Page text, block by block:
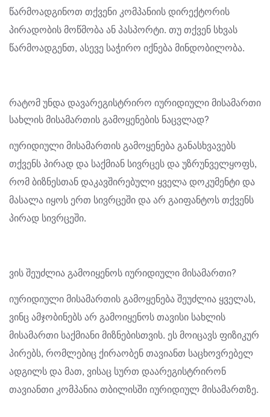
წარმოადგინოთ თქვენი კომპანიის დირექტორის
პირადობის მოწმობა ან პასპორტი. თუ თქვენ სხვას
წარმოადგენთ, ასევე საჭირო იქნება მინდობილობა.
რატომ უნდა დავარეგისტრირო იურიდიული მისამართი
სახლის მისამართის გამოყენების ნაცვლად?
იურიდიული მისამართის გამოყენება განასხვავებს
თქვენს პირად და საქმიან სივრცეს და უზრუნველყოფს,
რომ ბიზნესთან დაკავშირებული ყველა დოკუმენტი და
მასალა იყოს ერთ სივრცეში და არ გაიფანტოს თქვენს
პირად სივრცეში.
ვის შეუძლია გამოიყენოს იურიდიული მისამართი?
იურიდიული მისამართის გამოყენება შეუძლია ყველას,
ვინც ამჯობინებს არ გამოიყენოს თავისი სახლის
მისამართი საქმიანი მიზნებისთვის. ეს მოიცავს ფიზიკურ
პირებს, რომლებიც ქირაობენ თავიანთ საცხოვრებელ
ადგილს და მათ, ვისაც სურთ დაარეგისტრირონ
თავიანთი კომპანია თბილისში იურიდიულ მისამართზე.